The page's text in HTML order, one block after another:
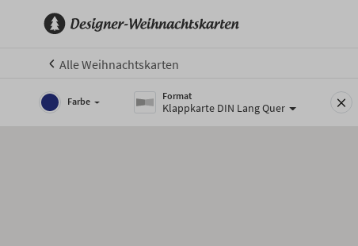
Alle Weihnachtskarten
Farbe
Format
Klappkarte DIN Lang Quer